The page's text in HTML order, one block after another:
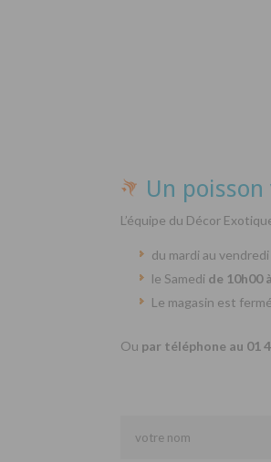
Un poisson
L’équipe du Décor
du mardi au vendredi
le Samedi de 10h00
Le magasin est
Ou par téléphone au 01